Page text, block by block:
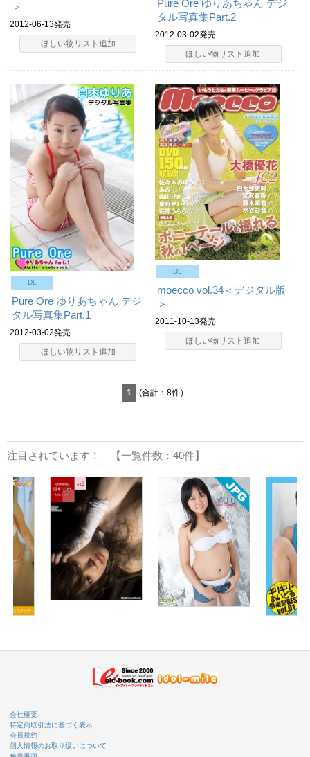
＞
2012-06-13発売
ほしい物リスト追加
Pure Ore ゆりあちゃん デジ
タル写真集Part.2
2012-03-02発売
ほしい物リスト追加
DL
Pure Ore ゆりあちゃん デジ
タル写真集Part.1
2012-03-02発売
ほしい物リスト追加
DL
moecco vol.34＜デジタル版
＞
2011-10-13発売
ほしい物リスト追加
1 (合計：8件）
注目されています！ 【一覧件数：40件】
会社概要
特定商取引法に基づく表示
会員規約
個人情報のお取り扱いについて